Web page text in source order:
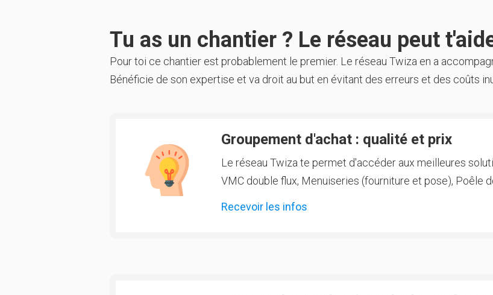
Tu as un chantier ? Le réseau peut
Pour toi ce chantier est probablement le premier. Le réseau Twiza en a
Bénéficie de son expertise et va droit au but en évitant des erreurs et des coûts
Groupement d'achat : qualité et prix
Le réseau Twiza te permet d'accéder aux meilleures
VMC double flux, Menuiseries (fourniture et pose), Poêle de
Recevoir les infos